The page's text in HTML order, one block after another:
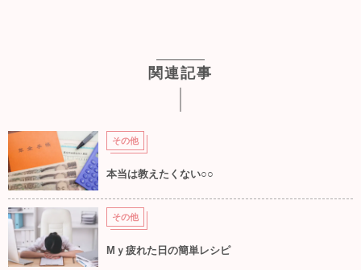
関連記事
その他
本当は教えたくない○○
その他
Mｙ疲れた日の簡単レシピ